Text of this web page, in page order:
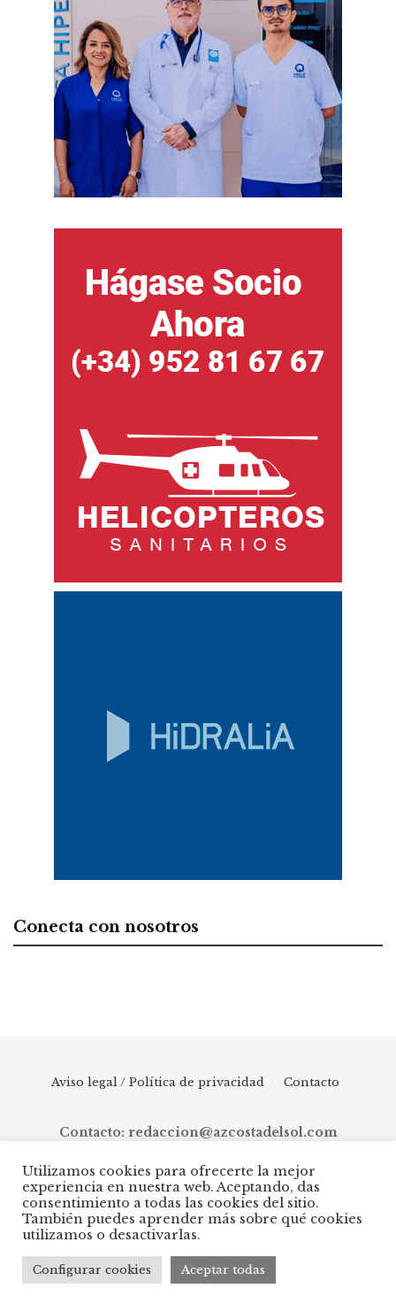
Conecta con nosotros
Aviso legal / Política de privacidad Contacto
Contacto: redaccion@azcostadelsol.com
© 2025 AZ Costa del Sol - Diario digital de Málaga capital hasta
Manilva, pasando por Torremolinos, Benalmádena, Fuengirola,
Mijas, Ojén, Marbella, Istán, Benahavís, Estepona y Casares.
Utilizamos cookies para ofrecerte la mejor
experiencia en nuestra web. Aceptando, das
consentimiento a todas las cookies del sitio.
También puedes aprender más sobre qué cookies
utilizamos o desactivarlas.
Configurar cookies Aceptar todas